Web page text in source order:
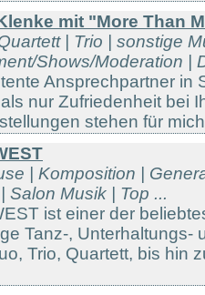
mit "More Than
| Trio | sonstige
Shows/Moderation |
Ansprechpartner in
nur Zufriedenheit bei
stehen für
| Komposition |
Salon Musik | Top ...
ist einer der
Tanz-, Unterhaltungs-
Trio, Quartett, bis hin